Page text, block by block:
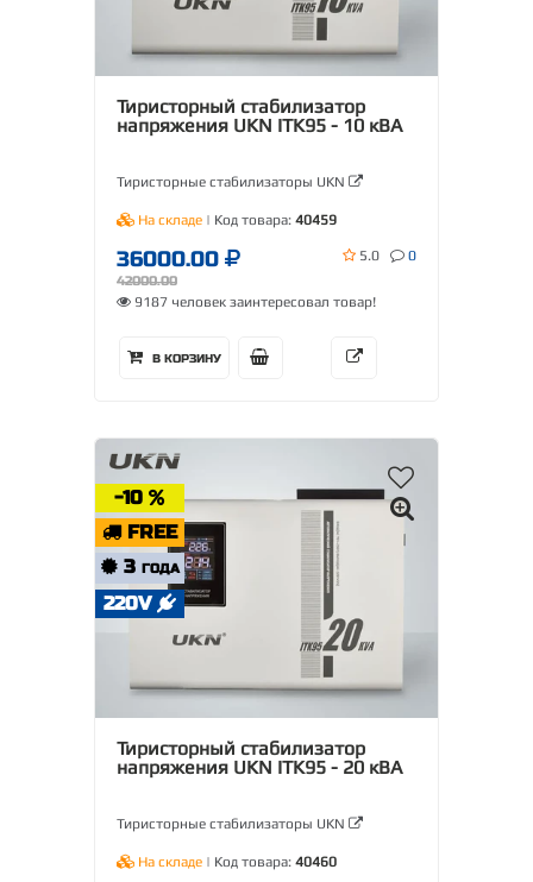
Тиристорный стабилизатор
напряжения UKN ITK95 - 10 кВА
Тиристорные стабилизаторы UKN
На складе | Код товара: 40459
36000.00
42000.00
5.0 0
9187 человек заинтересовал товар!
В КОРЗИНУ
-10
FREE
3 ГОДА
220V
Тиристорный стабилизатор
напряжения UKN ITK95 - 20 кВА
Тиристорные стабилизаторы UKN
На складе | Код товара: 40460